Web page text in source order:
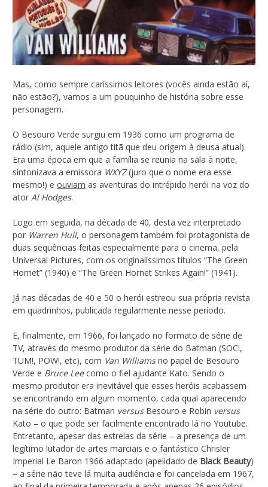
Mas, como sempre caríssimos leitores (vocês ainda estão aí,
não estão?), vamos a um pouquinho de história sobre esse
personagem.
O Besouro Verde surgiu em 1936 como um programa de
rádio (sim, aquele antigo titã que deu origem à deusa atual).
Era uma época em que a família se reunia na sala à noite,
sintonizava a emissora WXYZ(juro que o nome era esse
mesmo!) e ouviam as aventuras do intrépido herói na voz do
ator Al Hodges.
Logo em seguida, na década de 40, desta vez interpretado
por Warren Hull, o personagem também foi protagonista de
duas sequências feitas especialmente para o cinema, pela
Universal Pictures, com os originalíssimos títulos “The Green
Hornet” (1940) e “The Green Hornet Strikes Again!” (1941).
Já nas décadas de 40 e 50 o herói estreou sua própria revista
em quadrinhos, publicada regularmente nesse período.
E, finalmente, em 1966, foi lançado no formato de série de
TV, através do mesmo produtor da série do Batman (SOC!,
TUM!, POW!, etc), com Van Williamsno papel de Besouro
Verde e Bruce Leecomo o fiel ajudante Kato. Sendo o
mesmo produtor era inevitável que esses heróis acabassem
se encontrando em algum momento, cada qual aparecendo
na série do outro: Batman versusBesouro e Robin versus
Kato – o que pode ser facilmente encontrado lá no Youtube.
Entretanto, apesar das estrelas da série – a presença de um
legítimo lutador de artes marciais e o fantástico Chrisler
Imperial Le Baron 1966 adaptado (apelidado de Black Beauty)
– a série não teve lá muita audiência e foi cancelada em 1967,